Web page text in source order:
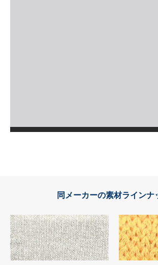
同メーカーの素材ラインナ